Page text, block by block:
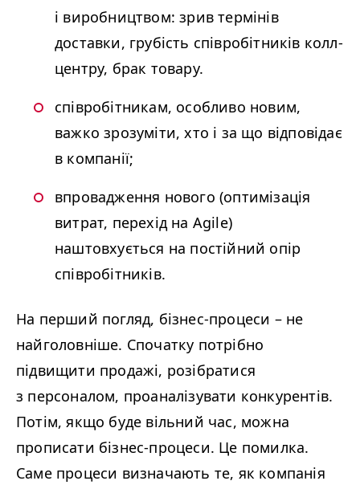
і виробництвом: зрив термінів
доставки, грубість співробітників колл-
центру, брак товару.
співробітникам, особливо новим,
важко зрозуміти, хто і за що відповідає
в компанії;
впровадження нового (оптимізація
витрат, перехід на Agile)
наштовхується на постійний опір
співробітників.
На перший погляд, бізнес-процеси – не
найголовніше. Спочатку потрібно
підвищити продажі, розібратися
з персоналом, проаналізувати конкурентів.
Потім, якщо буде вільний час, можна
прописати бізнес-процеси. Це помилка.
Саме процеси визначають те, як компанія